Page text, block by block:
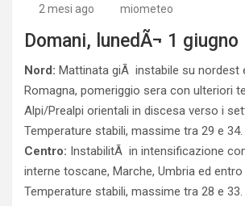
2 mesi ago miometeo
Domani, lunedÃ¬ 1 giugno
Nord: Mattinata giÃ instabile su nordest
Romagna, pomeriggio sera con ulteriori
Alpi/Prealpi orientali in discesa verso i
Temperature stabili, massime tra 29 e 34.
Centro: InstabilitÃ in intensificazione
interne toscane, Marche, Umbria ed
Temperature stabili, massime tra 28 e 33.